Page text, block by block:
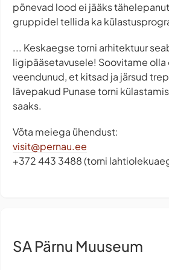
põnevad lood ei jääks
gruppidel tellida ka
... Keskaegse torni arhitektuur
ligipääsetavusele! Soovitame
veendunud, et kitsad ja järsud
lävepakud Punase torni
saaks.
Võta meiega ühendust:
visit@pernau.ee
+372 443 3488 (torni
SA Pärnu Muuseum